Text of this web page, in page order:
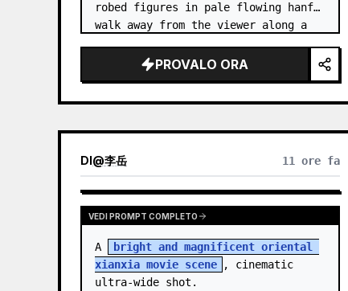
robed figures in pale flowing hanfu
walk away from the viewer along a
enormous ornate palace gate rising
from a mirror-still l…
PROVALO ORA
DI@李岳 11 ore fa
VEDI PROMPT COMPLETO
A
bright and magnificent oriental
xianxia movie scene
, cinematic
ultra-wide shot.